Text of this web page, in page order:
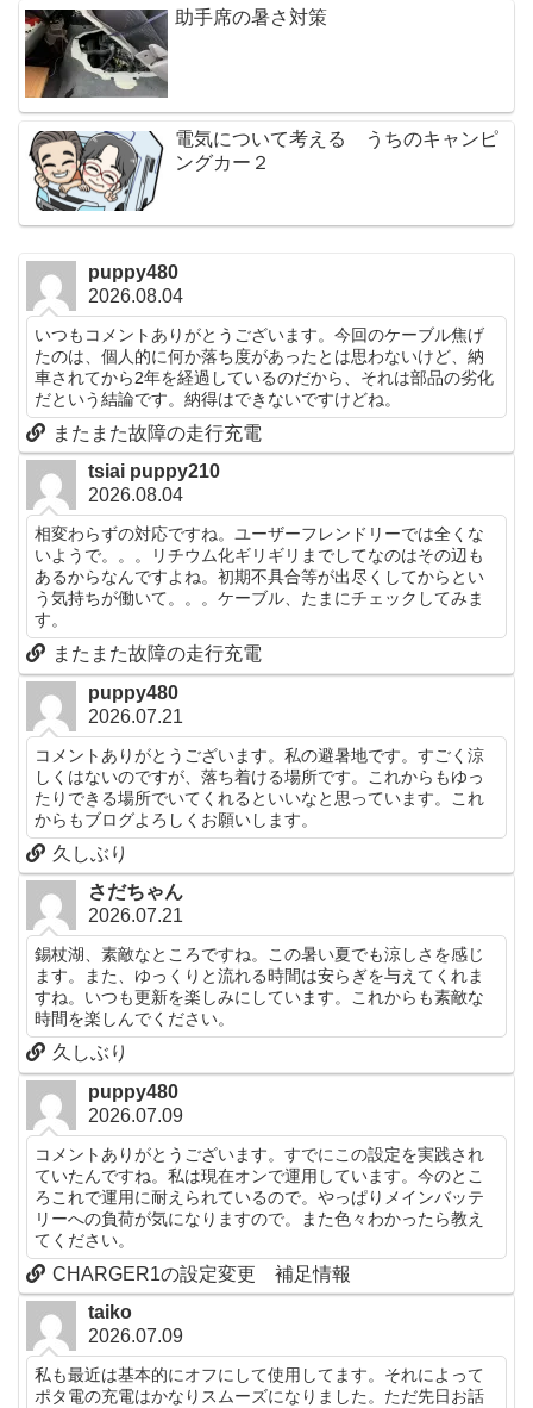
助手席の暑さ対策
電気について考える うちのキャンピ
ングカー２
puppy480
2026.08.04
いつもコメントありがとうございます。今回のケーブル焦げ
たのは、個人的に何か落ち度があったとは思わないけど、納
車されてから2年を経過しているのだから、それは部品の劣化
だという結論です。納得はできないですけどね。
またまた故障の走行充電
tsiai puppy210
2026.08.04
相変わらずの対応ですね。ユーザーフレンドリーでは全くな
いようで。。。リチウム化ギリギリまでしてなのはその辺も
あるからなんですよね。初期不具合等が出尽くしてからとい
う気持ちが働いて。。。ケーブル、たまにチェックしてみま
す。
またまた故障の走行充電
puppy480
2026.07.21
コメントありがとうございます。私の避暑地です。すごく涼
しくはないのですが、落ち着ける場所です。これからもゆっ
たりできる場所でいてくれるといいなと思っています。これ
からもブログよろしくお願いします。
久しぶり
さだちゃん
2026.07.21
錫杖湖、素敵なところですね。この暑い夏でも涼しさを感じ
ます。また、ゆっくりと流れる時間は安らぎを与えてくれま
すね。いつも更新を楽しみにしています。これからも素敵な
時間を楽しんでください。
久しぶり
puppy480
2026.07.09
コメントありがとうございます。すでにこの設定を実践され
ていたんですね。私は現在オンで運用しています。今のとこ
ろこれで運用に耐えられているので。やっぱりメインバッテ
リーへの負荷が気になりますので。また色々わかったら教え
てください。
CHARGER1の設定変更 補足情報
taiko
2026.07.09
私も最近は基本的にオフにして使用してます。それによって
ポタ電の充電はかなりスムーズになりました。ただ先日お話